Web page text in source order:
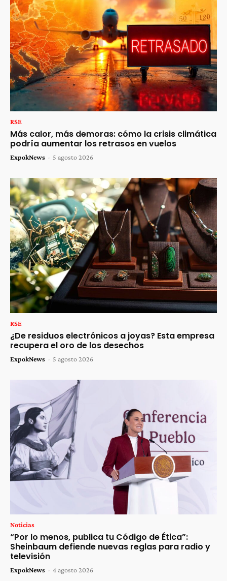
RSE
Más calor, más demoras: cómo la crisis climática
podría aumentar los retrasos en vuelos
ExpokNews - 5 agosto 2026
RSE
¿De residuos electrónicos a joyas? Esta empresa
recupera el oro de los desechos
ExpokNews - 5 agosto 2026
Noticias
“Por lo menos, publica tu Código de Ética”:
Sheinbaum defiende nuevas reglas para radio y
televisión
ExpokNews - 4 agosto 2026